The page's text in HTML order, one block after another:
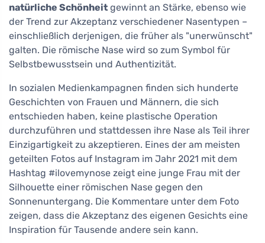
natürliche Schönheit gewinnt an Stärke, ebenso wie
der Trend zur Akzeptanz verschiedener Nasentypen –
einschließlich derjenigen, die früher als "unerwünscht"
galten. Die römische Nase wird so zum Symbol für
Selbstbewusstsein und Authentizität.
In sozialen Medienkampagnen finden sich hunderte
Geschichten von Frauen und Männern, die sich
entschieden haben, keine plastische Operation
durchzuführen und stattdessen ihre Nase als Teil ihrer
Einzigartigkeit zu akzeptieren. Eines der am meisten
geteilten Fotos auf Instagram im Jahr 2021 mit dem
Hashtag #ilovemynose zeigt eine junge Frau mit der
Silhouette einer römischen Nase gegen den
Sonnenuntergang. Die Kommentare unter dem Foto
zeigen, dass die Akzeptanz des eigenen Gesichts eine
Inspiration für Tausende andere sein kann.